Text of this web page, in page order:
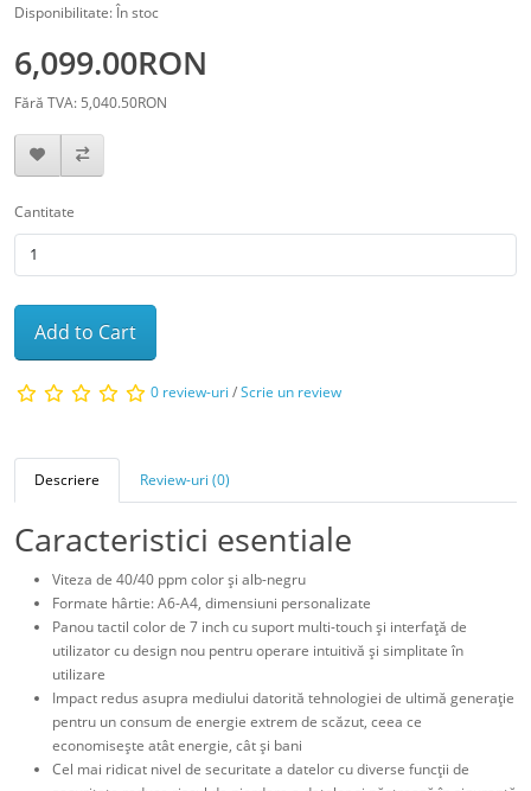
Disponibilitate: În stoc
6,099.00RON
Fără TVA: 5,040.50RON
Cantitate
Add to Cart
0 review-uri /Scrie un review
Descriere Review-uri (0)
Caracteristici esentiale
Viteza de 40/40 ppm color şi alb-negru
Formate hârtie: A6-A4, dimensiuni personalizate
Panou tactil color de 7 inch cu suport multi-touch şi interfaţă de
utilizator cu design nou pentru operare intuitivă şi simplitate în
utilizare
Impact redus asupra mediului datorită tehnologiei de ultimă generaţie
pentru un consum de energie extrem de scăzut, ceea ce
economiseşte atât energie, cât şi bani
Cel mai ridicat nivel de securitate a datelor cu diverse funcţii de